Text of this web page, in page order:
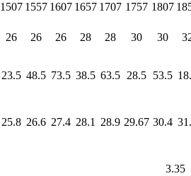
1507 1557 1607 1657 1707 1757 1807
26 26 26 28 28 30 30
23.5 48.5 73.5 38.5 63.5 28.5 53.5
25.8 26.6 27.4 28.1 28.9 29.67 30.4
3.35